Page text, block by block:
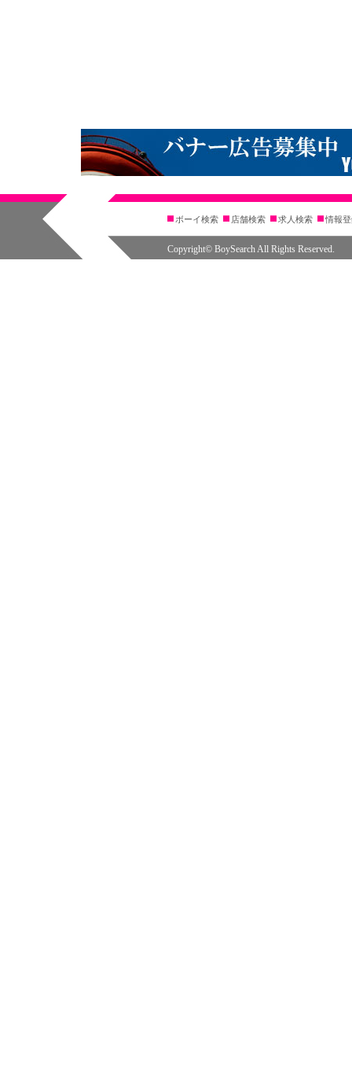
ボーイ検索 店舗検索 求人検索 情報
Copyright© BoySearch All Rights Reserved.